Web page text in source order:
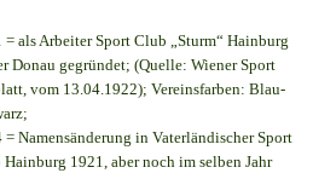
= als Arbeiter Sport Club „Sturm“ Hainburg
Donau gegründet; (Quelle: Wiener Sport
vom 13.04.1922); Vereinsfarben: Blau-
= Namensänderung in Vaterländischer Sport
1921, aber noch im selben Jahr